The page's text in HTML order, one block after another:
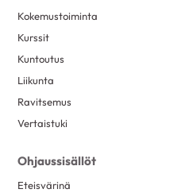
Kokemustoiminta
Kurssit
Kuntoutus
Liikunta
Ravitsemus
Vertaistuki
Ohjaussisällöt
Eteisvärinä